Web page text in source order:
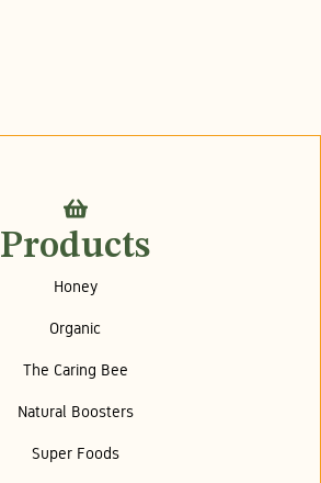
Products
Honey
Organic
The Caring Bee
Natural Boosters
Super Foods